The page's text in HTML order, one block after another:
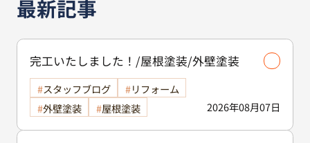
最新記事
完工いたしました！/屋根塗装/外壁塗装
2026年08月07日
スタッフブログ
リフォーム
外壁塗装
屋根塗装